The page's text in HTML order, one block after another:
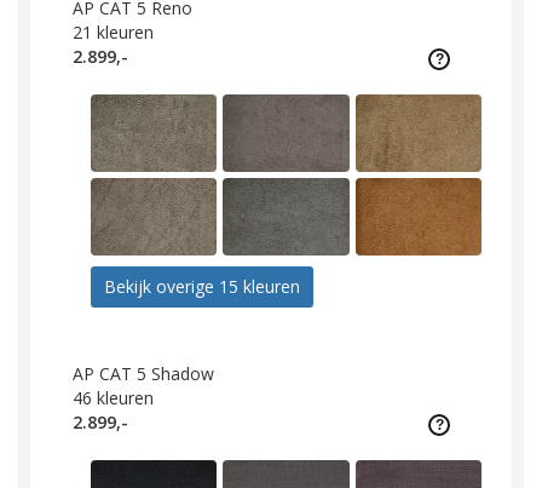
AP CAT 5 Reno
21 kleuren
2.899,-
Bekijk overige 15 kleuren
AP CAT 5 Shadow
46 kleuren
2.899,-